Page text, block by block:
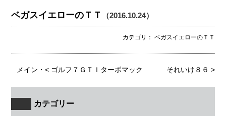
ベガスイエローのＴＴ （2016.10.24）
カテゴリ： ベガスイエローのＴＴ
メイン ・< ゴルフ７ＧＴＩターボマック それいけ８６ >
カテゴリー